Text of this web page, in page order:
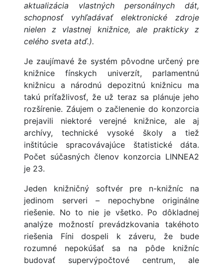
aktualizácia vlastných personálnych dát,
schopnosť vyhľadávať elektronické zdroje
nielen z vlastnej knižnice, ale prakticky z
celého sveta atď.).
Je zaujímavé že systém pôvodne určený pre
knižnice fínskych univerzít, parlamentnú
knižnicu a národnú depozitnú knižnicu ma
takú príťažlivosť, že už teraz sa plánuje jeho
rozšírenie. Záujem o začlenenie do konzorcia
prejavili niektoré verejné knižnice, ale aj
archívy, technické vysoké školy a tiež
inštitúcie spracovávajúce štatistické dáta.
Počet súčasných členov konzorcia LINNEA2
je 23.
Jeden knižničný softvér pre n-knižníc na
jedinom serveri – nepochybne originálne
riešenie. No to nie je všetko. Po dôkladnej
analýze možností prevádzkovania takéhoto
riešenia Fíni dospeli k záveru, že bude
rozumné nepokúšať sa na pôde knižníc
budovať supervýpočtové centrum, ale